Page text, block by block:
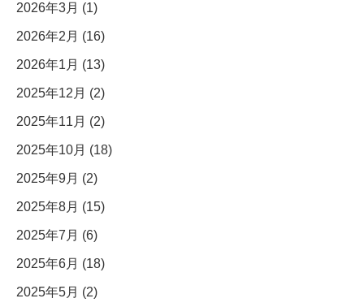
2026年3月 (1)
2026年2月 (16)
2026年1月 (13)
2025年12月 (2)
2025年11月 (2)
2025年10月 (18)
2025年9月 (2)
2025年8月 (15)
2025年7月 (6)
2025年6月 (18)
2025年5月 (2)